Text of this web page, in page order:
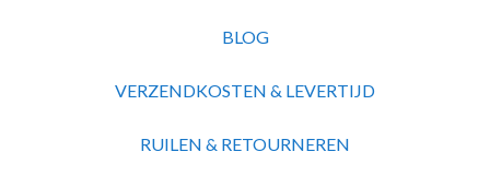
BLOG
VERZENDKOSTEN & LEVERTIJD
RUILEN & RETOURNEREN